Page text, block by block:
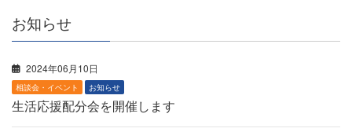
お知らせ
2024年06月10日
相談会・イベント お知らせ
生活応援配分会を開催します